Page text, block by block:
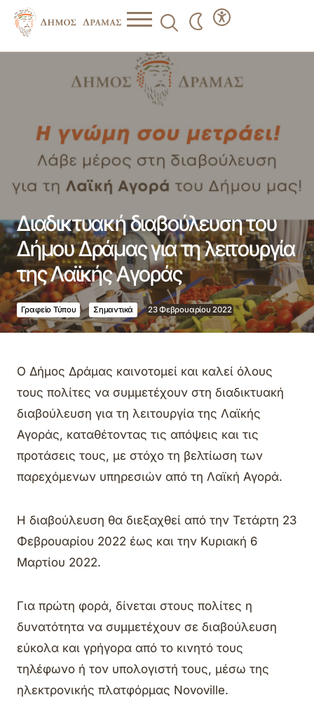
Διαδικτυακή διαβούλευση του Δήμου Δράμας για τη
λειτουργία της Λαϊκής Αγοράς
Διαδικτυακή διαβούλευση του
Δήμου Δράμας για τη λειτουργία
της Λαϊκής Αγοράς
Γραφείο Τύπου Σημαντικά 23 Φεβρουαρίου 2022
Ο Δήμος Δράμας καινοτομεί και καλεί όλους
τους πολίτες να συμμετέχουν στη διαδικτυακή
διαβούλευση για τη λειτουργία της Λαϊκής
Αγοράς, καταθέτοντας τις απόψεις και τις
προτάσεις τους, με στόχο τη βελτίωση των
παρεχόμενων υπηρεσιών από τη Λαϊκή Αγορά.
Η διαβούλευση θα διεξαχθεί από την Τετάρτη 23
Φεβρουαρίου 2022 έως και την Κυριακή 6
Μαρτίου 2022.
Για πρώτη φορά, δίνεται στους πολίτες η
δυνατότητα να συμμετέχουν σε διαβούλευση
εύκολα και γρήγορα από το κινητό τους
τηλέφωνο ή τον υπολογιστή τους, μέσω της
ηλεκτρονικής πλατφόρμας Novoville.